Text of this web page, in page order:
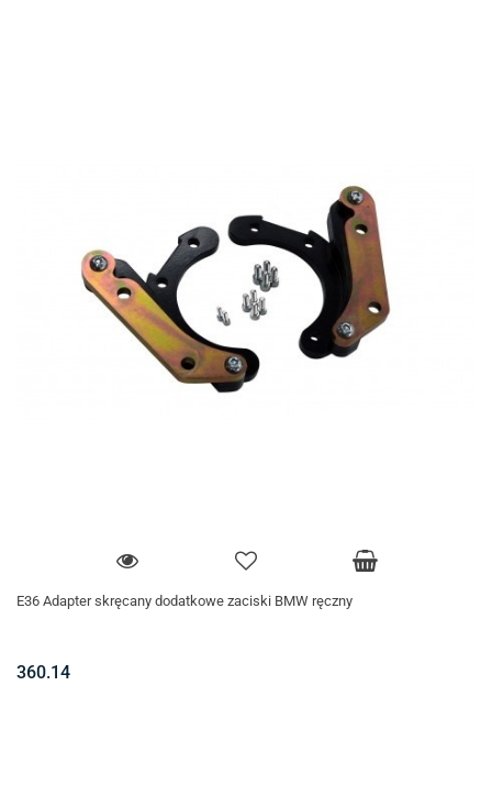
E36 Adapter skręcany dodatkowe zaciski BMW ręczny
360.14